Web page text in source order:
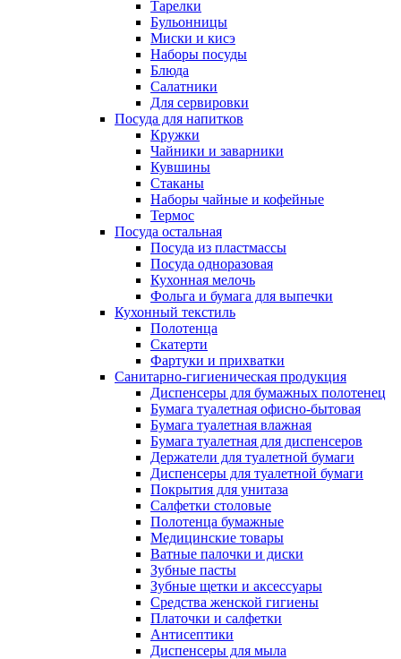
Тарелки
Бульонницы
Миски и кисэ
Наборы посуды
Блюда
Салатники
Для сервировки
Посуда для напитков
Кружки
Чайники и заварники
Кувшины
Стаканы
Наборы чайные и кофейные
Термос
Посуда остальная
Посуда из пластмассы
Посуда одноразовая
Кухонная мелочь
Фольга и бумага для выпечки
Кухонный текстиль
Полотенца
Скатерти
Фартуки и прихватки
Санитарно-гигиеническая продукция
Диспенсеры для бумажных полотенец
Бумага туалетная офисно-бытовая
Бумага туалетная влажная
Бумага туалетная для диспенсеров
Держатели для туалетной бумаги
Диспенсеры для туалетной бумаги
Покрытия для унитаза
Салфетки столовые
Полотенца бумажные
Медицинские товары
Ватные палочки и диски
Зубные пасты
Зубные щетки и аксессуары
Средства женской гигиены
Платочки и салфетки
Антисептики
Диспенсеры для мыла